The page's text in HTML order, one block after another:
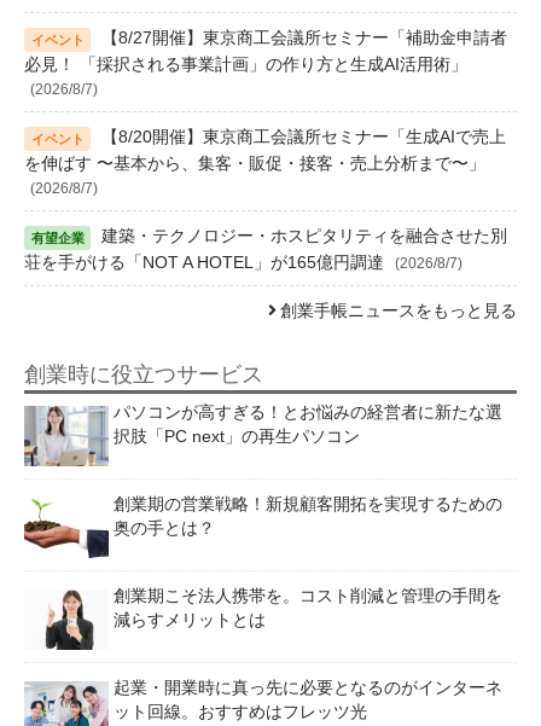
【8/27開催】東京商工会議所セミナー「補助金申請者
必見！ 「採択される事業計画」の作り方と生成AI活用術」
(2026/8/7)
【8/20開催】東京商工会議所セミナー「生成AIで売上
を伸ばす 〜基本から、集客・販促・接客・売上分析まで〜」
(2026/8/7)
建築・テクノロジー・ホスピタリティを融合させた別
荘を手がける「NOT A HOTEL」が165億円調達
(2026/8/7)
創業手帳ニュースをもっと見る
創業時に役立つサービス
パソコンが高すぎる！とお悩みの経営者に新たな選
択肢「PC next」の再生パソコン
創業期の営業戦略！新規顧客開拓を実現するための
奥の手とは？
創業期こそ法人携帯を。コスト削減と管理の手間を
減らすメリットとは
起業・開業時に真っ先に必要となるのがインターネ
ット回線。おすすめはフレッツ光